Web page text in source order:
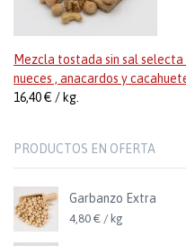
Mezcla tostada sin sal
nueces , anacardos y
16,40 € / kg.
PRODUCTOS EN OFERTA
Garbanzo Extra
4,80 € / kg